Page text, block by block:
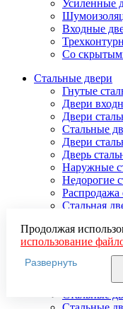
Усиленные
Входные
Со
Стальные двери
Гнутые
Двери
Двери
Стальные
Двери
Дверь
Наружные
Недорогие
Распродажа
Стальная
Стальные
Стальные
Стальные
Стальные
Стальные
Стальные
Продолжая
использование
пользовательских
местоположении,
для
использования
Развернуть